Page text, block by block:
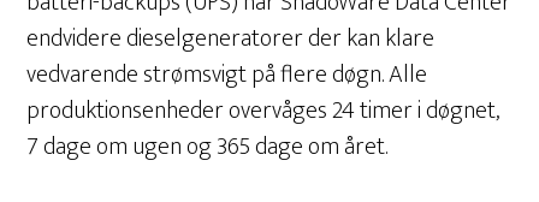
endvidere dieselgeneratorer der kan klare
vedvarende strømsvigt på flere døgn. Alle
produktionsenheder overvåges 24 timer i døgnet,
7 dage om ugen og 365 dage om året.